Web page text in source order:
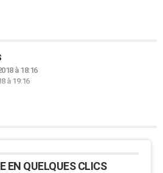
à 18:16
à 19:16
EN QUELQUES CLICS